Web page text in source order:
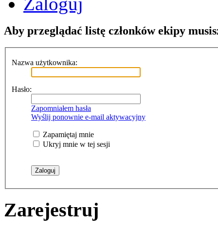
Aby przeglądać listę członków ekipy
Nazwa użytkownika:
Hasło:
Zapomniałem hasła
Wyślij ponownie e-mail aktywacyjny
Zapamiętaj mnie
Ukryj mnie w tej sesji
Zarejestruj